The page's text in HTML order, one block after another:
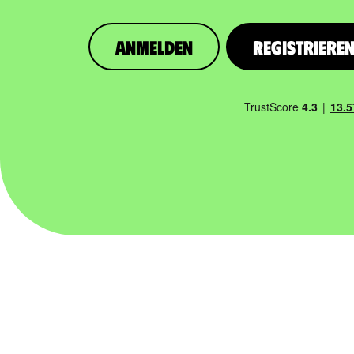
Anmelden Registrieren